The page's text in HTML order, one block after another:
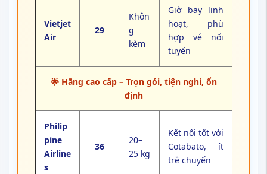
Vietjet
Air
29
Khôn
g
kèm
Giờ bay linh
hoạt, phù
hợp vé nối
tuyến
🌟 Hãng cao cấp – Trọn gói, tiện nghi, ổn
định
Philip
pine
Airline
s
36
20–
25 kg
Kết nối tốt với
Cotabato, ít
trễ chuyến